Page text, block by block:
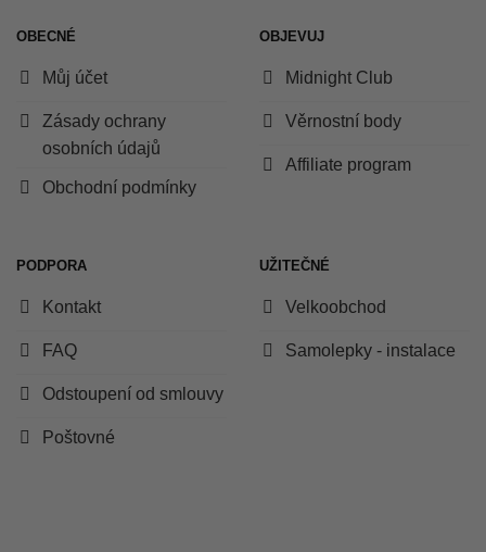
OBECNÉ
Můj účet
Zásady ochrany
osobních údajů
Obchodní podmínky
OBJEVUJ
Midnight Club
Věrnostní body
Affiliate program
PODPORA
Kontakt
FAQ
Odstoupení od smlouvy
Poštovné
UŽITEČNÉ
Velkoobchod
Samolepky - instalace